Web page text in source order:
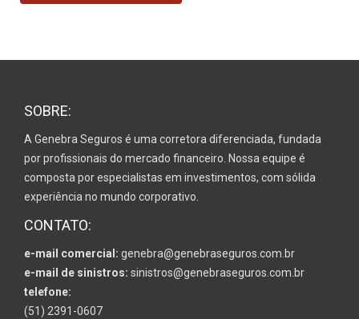
SOBRE:
A Genebra Seguros é uma corretora diferenciada, fundada
por profissionais do mercado financeiro. Nossa equipe é
composta por especialistas em investimentos, com sólida
experiência no mundo corporativo.
CONTATO:
e-mail comercial: genebra@genebraseguros.com.br
e-mail de sinistros: sinistros@genebraseguros.com.br
telefone:
(51) 2391-0607